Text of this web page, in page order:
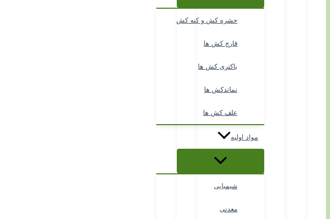
حشره کش و کنه کش
قارچ کش ها
باکتری کش ها
نماتدکش ها
علف کش ها
مواد اولیه
شیمیایی
معدنی